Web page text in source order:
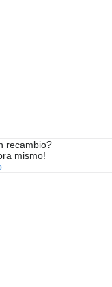
recambio?
mismo!